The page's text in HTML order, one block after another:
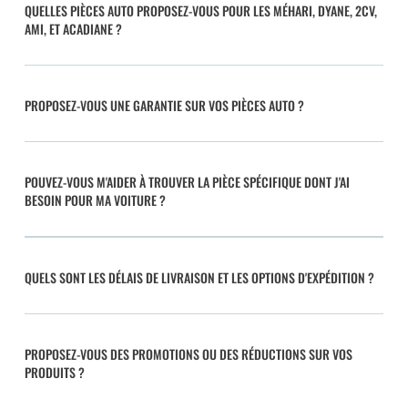
QUELLES PIÈCES AUTO PROPOSEZ-VOUS POUR LES MÉHARI, DYANE, 2CV,
AMI, ET ACADIANE ?
PROPOSEZ-VOUS UNE GARANTIE SUR VOS PIÈCES AUTO ?
POUVEZ-VOUS M'AIDER À TROUVER LA PIÈCE SPÉCIFIQUE DONT J'AI
BESOIN POUR MA VOITURE ?
QUELS SONT LES DÉLAIS DE LIVRAISON ET LES OPTIONS D'EXPÉDITION ?
PROPOSEZ-VOUS DES PROMOTIONS OU DES RÉDUCTIONS SUR VOS
PRODUITS ?